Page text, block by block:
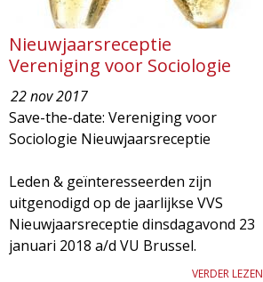
Nieuwjaarsreceptie
Vereniging voor Sociologie
22 nov 2017
Save-the-date: Vereniging voor
Sociologie Nieuwjaarsreceptie
Leden & geïnteresseerden zijn
uitgenodigd op de jaarlijkse VVS
Nieuwjaarsreceptie dinsdagavond 23
januari 2018 a/d VU Brussel.
VERDER LEZEN